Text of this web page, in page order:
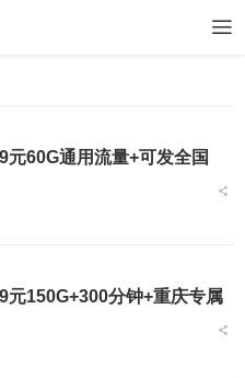
元60G通用流量+可发全国
元150G+300分钟+重庆专属